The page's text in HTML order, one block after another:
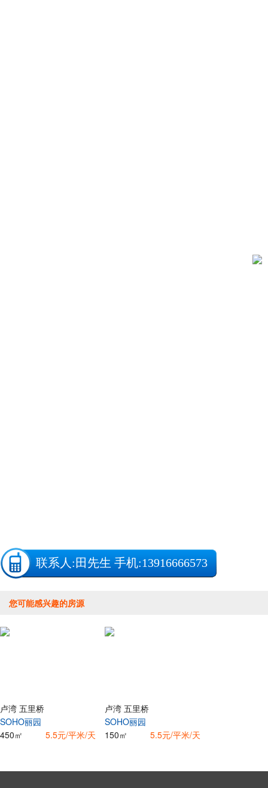
联系人: 田先生 手机:13916666573
您可能感兴趣的房源
卢湾 五里桥
SOHO丽园
450㎡
5.5元/平米/天
卢湾 五里桥
SOHO丽园
150㎡
5.5元/平米/天